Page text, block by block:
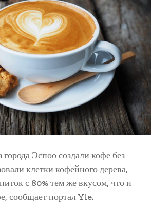
Эспоо создали кофе без
клетки кофейного дерева,
с 80% тем же вкусом, что и
сообщает портал Yle.